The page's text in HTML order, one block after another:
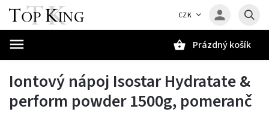
CZK
Prázdný košík
Iontový nápoj Isostar Hydratate &
perform powder 1500g, pomeranč